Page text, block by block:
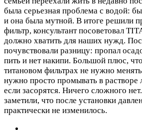
была серьезная проблема с водой:
и она была мутной. В итоге решили
фильтр, консультант посоветовал
должно хватить для наших нужд.
почувствовали разницу: пропал
пить и нет накипи. Большой плюс,
титановом фильтрах не нужно
нужно просто промывать в растворе
если засорятся. Ничего сложного
заметили, что после установки
практически не изменилось.